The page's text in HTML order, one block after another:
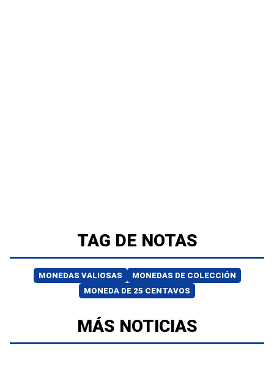
TAG DE NOTAS
MONEDAS VALIOSAS
MONEDAS DE COLECCIÓN
MONEDA DE 25 CENTAVOS
MÁS NOTICIAS